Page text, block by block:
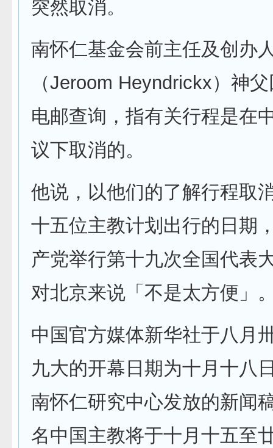
突然取消。
南怀仁基金会前主任及创办
（Jeroom Heyndrickx）神
电邮查询，指有关行程是在
议下取消的。
他说，以他们的了解行程取
十五位主教计划出行的日期
产党举行第十九次全国代表
对北京来说「不是太方便」
中国官方媒体新华社于八月
九大的开幕日期为十月十八
南怀仁研究中心发放的新闻
名中国主教将于十月十五至